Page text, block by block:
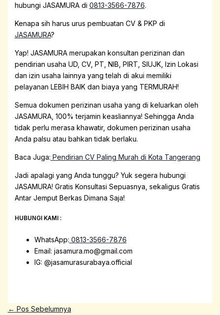
hubungi JASAMURA di 0813-3566-7876.
Kenapa sih harus urus pembuatan CV & PKP di
JASAMURA?
Yap! JASAMURA merupakan konsultan perizinan dan
pendirian usaha UD, CV, PT, NIB, PIRT, SIUJK, Izin Lokasi
dan izin usaha lainnya yang telah di akui memiliki
pelayanan LEBIH BAIK dan biaya yang TERMURAH!
Semua dokumen perizinan usaha yang di keluarkan oleh
JASAMURA, 100% terjamin keasliannya! Sehingga Anda
tidak perlu merasa khawatir, dokumen perizinan usaha
Anda palsu atau bahkan tidak berlaku.
Baca Juga: Pendirian CV Paling Murah di Kota Tangerang
Jadi apalagi yang Anda tunggu? Yuk segera hubungi
JASAMURA! Gratis Konsultasi Sepuasnya, sekaligus Gratis
Antar Jemput Berkas Dimana Saja!
HUBUNGI KAMI :
WhatsApp: 0813-3566-7876
Email: jasamura.mo@gmail.com
IG: @jasamurasurabaya.official
← Pos Sebelumnya